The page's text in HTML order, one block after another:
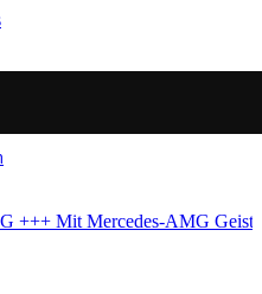
AMGGeisterfahrer am